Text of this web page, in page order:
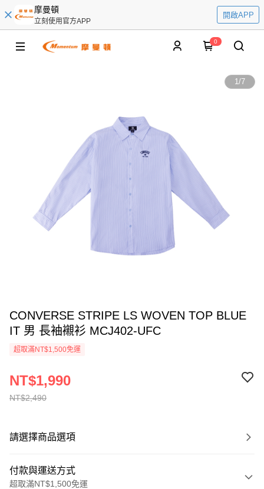
摩曼頓
立刻使用官方APP
開啟APP
0
1/7
CONVERSE STRIPE LS WOVEN TOP BLUE
IT 男 長袖襯衫 MCJ402-UFC
超取滿NT$1,500免運
NT$2,490
NT$1,990
請選擇商品選項
付款與運送方式
超取滿NT$1,500免運